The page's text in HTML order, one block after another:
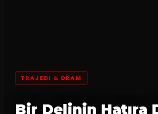
TRAJEDI & DRAM
Bir Delinin Hatıra